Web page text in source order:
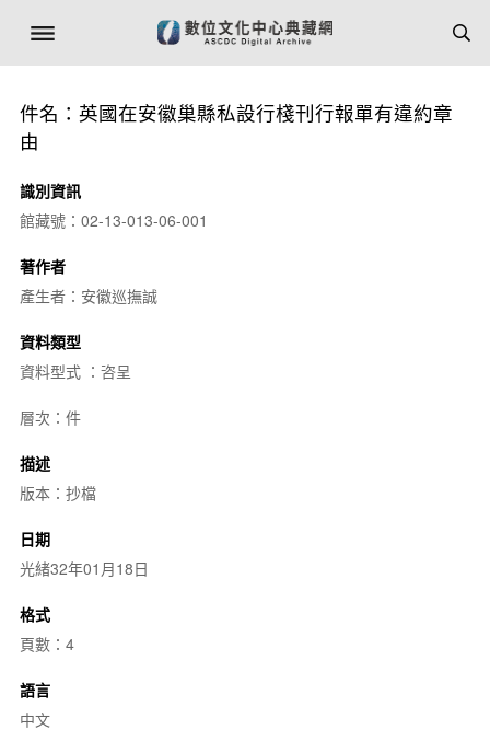
件名：英國在安徽巢縣私設行棧刊行報單有違約章
由
識別資訊
館藏號：02-13-013-06-001
著作者
產生者：安徽巡撫誠
資料類型
資料型式 ：咨呈
層次：件
描述
版本：抄檔
日期
光緒32年01月18日
格式
頁數：4
語言
中文